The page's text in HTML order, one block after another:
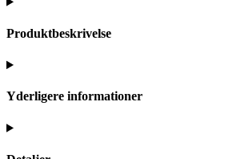
Produktbeskrivelse
Yderligere informationer